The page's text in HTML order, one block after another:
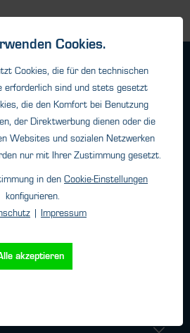
Cookies.
Cookies, die für den technischen
erforderlich sind und stets gesetzt
die den Komfort bei Benutzung
der Direktwerbung dienen oder die
Websites und sozialen Netzwerken
nur mit Ihrer Zustimmung gesetzt.
in den Cookie-Einstellungen
konfigurieren.
Impressum
akzeptieren